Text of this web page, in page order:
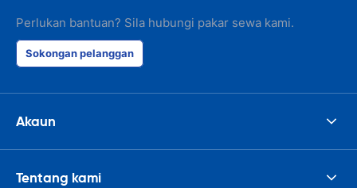
Perlukan bantuan? Sila hubungi pakar sewa kami.
Sokongan pelanggan
Akaun
Tentang kami